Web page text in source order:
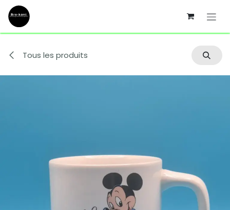
Se rendre au contenu
Tous les produits